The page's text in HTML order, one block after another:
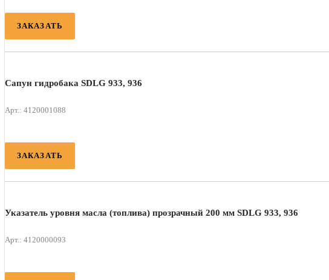
ЗАКАЗАТЬ
Сапун гидробака SDLG 933, 936
Арт.: 4120001088
ЗАКАЗАТЬ
Указатель уровня масла (топлива) прозрачный 200 мм SDLG 933, 936
Арт.: 4120000093